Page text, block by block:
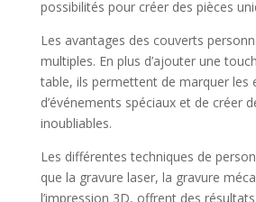
possibilités pour créer des pièces
Les avantages des couverts
multiples. En plus d’ajouter une
table, ils permettent de marquer les
d’événements spéciaux et de créer
inoubliables.
Les différentes techniques de
que la gravure laser, la gravure
l’impression 3D, offrent des